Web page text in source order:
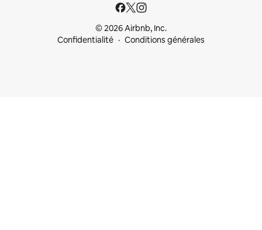
© 2026 Airbnb, Inc.
Confidentialité
Conditions générales